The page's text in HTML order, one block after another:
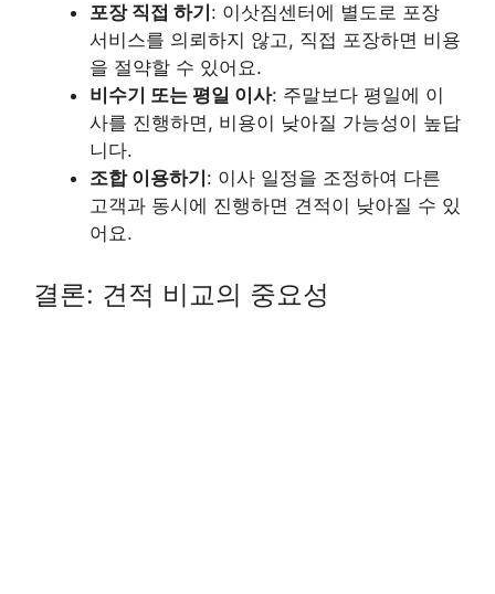
포장 직접 하기: 이삿짐센터에 별도로 포장
서비스를 의뢰하지 않고, 직접 포장하면 비용
을 절약할 수 있어요.
비수기 또는 평일 이사: 주말보다 평일에 이
사를 진행하면, 비용이 낮아질 가능성이 높답
니다.
조합 이용하기: 이사 일정을 조정하여 다른
고객과 동시에 진행하면 견적이 낮아질 수 있
어요.
결론: 견적 비교의 중요성